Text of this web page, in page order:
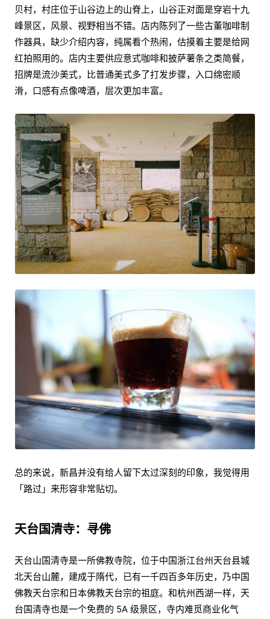
贝村，村庄位于山谷边上的山脊上，山谷正对面是穿岩十九
峰景区，风景、视野相当不错。店内陈列了一些古董咖啡制
作器具，缺少介绍内容，纯属看个热闹，估摸着主要是给网
红拍照用的。店内主要供应意式咖啡和披萨薯条之类简餐，
招牌是流沙美式，比普通美式多了打发步骤，入口绵密顺
滑，口感有点像啤酒，层次更加丰富。
总的来说，新昌并没有给人留下太过深刻的印象，我觉得用
「路过」来形容非常贴切。
天台国清寺：寻佛
天台山国清寺是一所佛教寺院，位于中国浙江台州天台县城
北天台山麓，建成于隋代，已有一千四百多年历史，乃中国
佛教天台宗和日本佛教天台宗的祖庭。和杭州西湖一样，天
台国清寺也是一个免费的 5A 级景区，寺内难觅商业化气